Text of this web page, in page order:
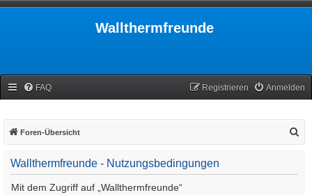
Wallthermfreunde
FAQ Anmelden
Registrieren
Foren-Übersicht
Wallthermfreunde - Nutzungsbedingungen
Mit dem Zugriff auf „Wallthermfreunde“